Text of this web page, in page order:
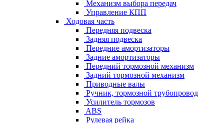
Механизм выбора передач
Управление КПП
Ходовая часть
Передняя подвеска
Задняя подвеска
Передние амортизаторы
Задние амортизаторы
Передний тормозной механизм
Задний тормозной механизм
Приводные валы
Ручник, тормозной трубопровод
Усилитель тормозов
ABS
Рулевая рейка